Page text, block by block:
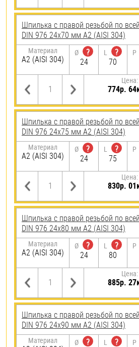
Шпилька с правой резьбой по
DIN 976 24х70 мм А2 (AISI 304)
Материал
А2 (AISI 304)
Ø
?
24
L
?
70
P
Цена:
774р.
Шпилька с правой резьбой по
DIN 976 24х75 мм А2 (AISI 304)
Материал
А2 (AISI 304)
Ø
?
24
L
?
75
P
Цена:
830р.
Шпилька с правой резьбой по
DIN 976 24х80 мм А2 (AISI 304)
Материал
А2 (AISI 304)
Ø
?
24
L
?
80
P
Цена:
885р.
Шпилька с правой резьбой по
DIN 976 24х90 мм А2 (AISI 304)
Материал Ø
?
L
?
P